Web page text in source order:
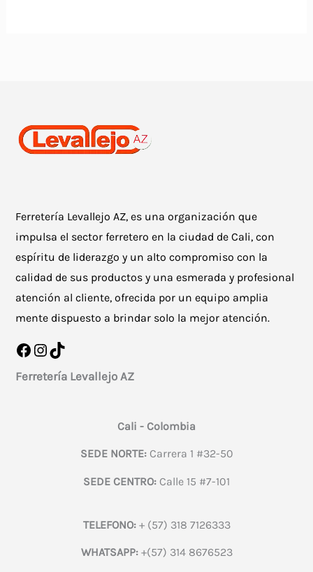
Ferretería Levallejo AZ, es una organización que
impulsa el sector ferretero en la ciudad de Cali, con
espíritu de liderazgo y un alto compromiso con la
calidad de sus productos y una esmerada y profesional
atención al cliente, ofrecida por un equipo amplia
mente dispuesto a brindar solo la mejor atención.
Facebook
Instagram
TikTok
Ferretería Levallejo AZ
Cali - Colombia
SEDE NORTE:Carrera 1 #32-50
SEDE CENTRO: Calle 15 #7-101
TELEFONO:+ (57) 318 7126333
WHATSAPP:+(57) 314 8676523